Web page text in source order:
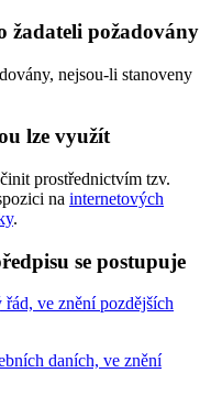
žadateli požadovány
nejsou-li stanoveny
lze využít
prostřednictvím tzv.
na internetových
.
se postupuje
ve znění pozdějších
daních, ve znění